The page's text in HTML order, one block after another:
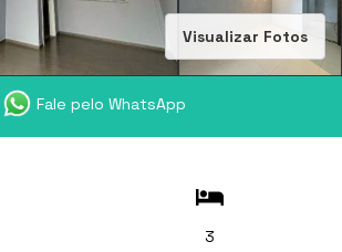
Visualizar Fotos
Fale pelo WhatsApp
3